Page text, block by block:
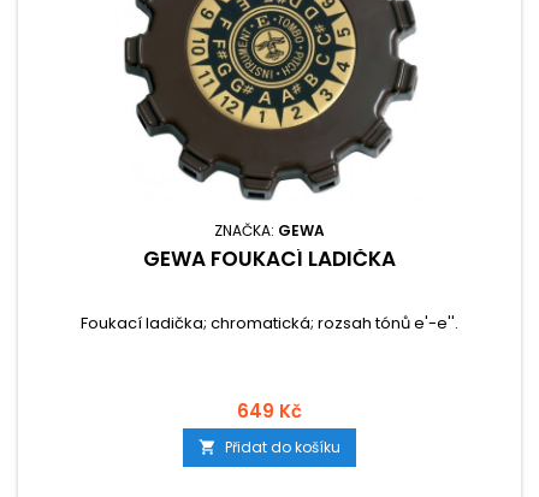
ZNAČKA: GEWA
GEWA FOUKACÍ LADIČKA
Foukací ladička; chromatická; rozsah tónů e'-e''.
649 Kč
 Přidat do košíku